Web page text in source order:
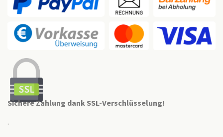
Sichere Zahlung dank SSL-Verschlüsselung!
.